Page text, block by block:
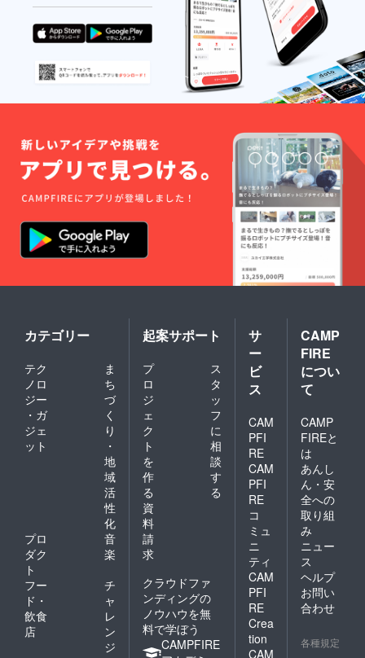
カテゴリー
テク
ノロ
ジー
・ガ
ジェ
ット
ま
ち
づ
く
り
・
地
域
活
性
化
プロ
ダク
ト
音
楽
フー
ド・
飲食
店
チ
ャ
レ
ン
ジ
起案サポート
プ
ロ
ジ
ェ
ク
ト
を
作
る
ス
タ
ッ
フ
に
相
談
す
る
資
料
請
求
クラウドファ
ンディングの
ノウハウを無
料で学ぼう
CAMPFIRE
サ
ー
ビ
ス
CAM
PFI
RE
CAM
PFI
RE
コ
ミュ
ニ
ティ
CAM
PFI
RE
Crea
tion
CAM
CAMP
FIRE
につい
て
CAMP
FIREと
は
あんし
ん・安
全への
取り組
み
ニュー
ス
ヘルプ
お問い
合わせ
各種規定